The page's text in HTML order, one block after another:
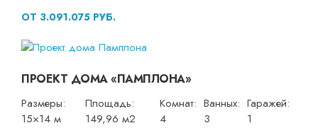
ОТ 3.091.075 РУБ.
ПРОЕКТ ДОМА «ПАМПЛОНА»
Размеры:
15×14 м
Площадь:
149,96 м2
Комнат:
4
Ванных:
3
Гаражей:
1